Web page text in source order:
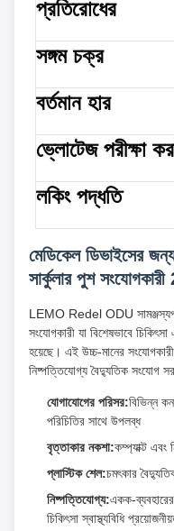
প্রতিরোধের
সঙ্গম চক্র
বর্তমান হার
ভ্লোটেজ পরীক্ষা
লকিং পদ্ধতি
মেডিকেল ডিভাইসের
সার্কুলার পুশ
LEMO Redel ODU
সংযোগকারী যা বিশেষভাবে
হয়েছে। এই উচ্চ-মানের
নিষ্পত্তিযোগ্য বৈদ্যুতিক সংযোগ
যোগাযোগের পরিসর:বিভিন্ন
পরিচিতির সাথে উপলব্ধ
বৃত্তাকার নকশা:কম্প্যাক্ট এবং
প্লাস্টিক শেল:চমৎকার
নিষ্পত্তিযোগ্য:একক-
চিকিৎসা স্বাস্থ্যবিধি